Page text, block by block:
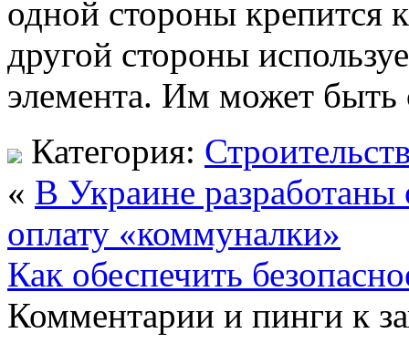
одной стороны крепится
другой стороны
элемента. Им может быть
Категория:
« В Украине
оплату «коммуналки»
Как обеспечить
Комментарии и пинги к